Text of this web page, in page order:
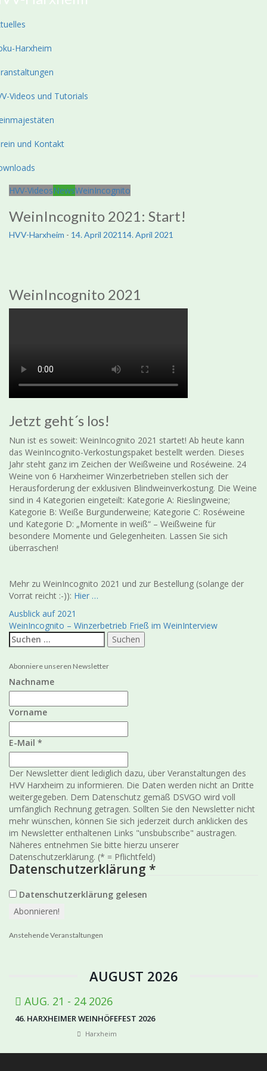
Harxheim
Videos und Tutorials
und Kontakt
HVV-VideosNewsWeinIncognito
WeinIncognito 2021: Start!
HVV-Harxheim - 14. April 2021 14. April 2021
WeinIncognito 2021
Jetzt geht´s los!
Nun ist es soweit: WeinIncognito 2021 startet! Ab heute kann
das WeinIncognito-Verkostungspaket bestellt werden. Dieses
Jahr steht ganz im Zeichen der Weißweine und Roséweine. 24
Weine von 6 Harxheimer Winzerbetrieben stellen sich der
Herausforderung der exklusiven Blindweinverkostung. Die Weine
sind in 4 Kategorien eingeteilt: Kategorie A: Rieslingweine;
Kategorie B: Weiße Burgunderweine; Kategorie C: Roséweine
und Kategorie D: „Momente in weiß“ – Weißweine für
besondere Momente und Gelegenheiten. Lassen Sie sich
überraschen!
Mehr zu WeinIncognito 2021 und zur Bestellung (solange der
Vorrat reicht :-)): Hier …
Beitragsnavigation
Ausblick auf 2021
WeinIncognito – Winzerbetrieb Frieß im WeinInterview
Suchen
nach:
Abonniere unseren Newsletter
Nachname
Vorname
E-Mail *
Der Newsletter dient lediglich dazu, über Veranstaltungen des
HVV Harxheim zu informieren. Die Daten werden nicht an Dritte
weitergegeben. Dem Datenschutz gemäß DSVGO wird voll
umfänglich Rechnung getragen. Sollten Sie den Newsletter nicht
mehr wünschen, können Sie sich jederzeit durch anklicken des
im Newsletter enthaltenen Links "unsbubscribe" austragen.
Näheres entnehmen Sie bitte hierzu unserer
Datenschutzerklärung. (* = Pflichtfeld)
Datenschutzerklärung *
Datenschutzerklärung gelesen
Anstehende Veranstaltungen
AUGUST 2026
AUG. 21 - 24 2026
46. HARXHEIMER WEINHÖFEFEST 2026
Harxheim